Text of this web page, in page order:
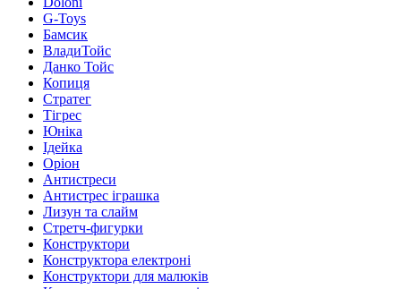
G-Toys
Бамсик
ВладиТойс
Данко Тойс
Копиця
Стратег
Тігрес
Юніка
Ідейка
Оріон
Антистреси
Антистрес іграшка
Лизун та слайм
Стретч-фигурки
Конструктори
Конструктора електроні
Конструктори для малюків